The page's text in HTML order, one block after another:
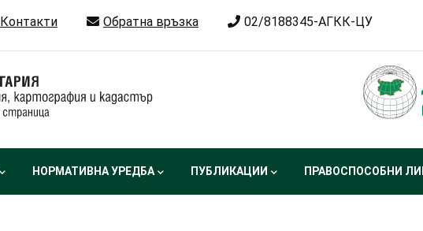
Контакти Обратна връзка 02/8188345-АГКК-ЦУ
НОРМАТИВНА УРЕДБА ПУБЛИКАЦИИ ПРАВОСПОСОБНИ